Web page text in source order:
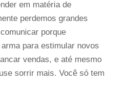
em matéria de
perdemos grandes
porque
para estimular novos
vendas, e até mesmo
sorrir mais. Você só tem